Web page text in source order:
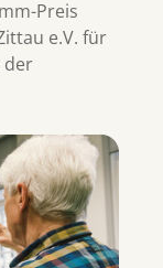
Preis
e.V. für
der